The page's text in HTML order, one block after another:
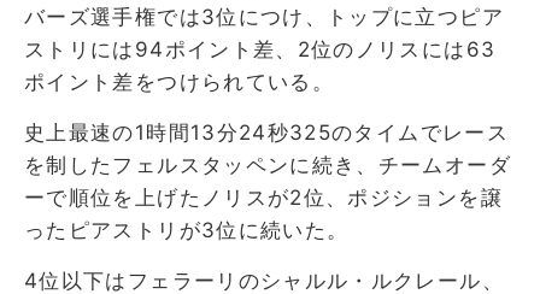
バーズ選手権では3位につけ、トップに立つピア
ストリには94ポイント差、2位のノリスには63
ポイント差をつけられている。
史上最速の1時間13分24秒325のタイムでレース
を制したフェルスタッペンに続き、チームオーダ
ーで順位を上げたノリスが2位、ポジションを譲
ったピアストリが3位に続いた。
4位以下はフェラーリのシャルル・ルクレール、